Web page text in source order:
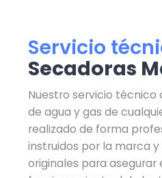
Servicio
Secadoras
Nuestro servicio técnico
de agua y gas de
realizado de forma
instruidos por la marca
originales para asegurar